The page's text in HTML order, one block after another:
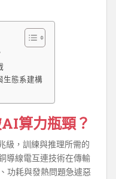
生態系建構
算力瓶頸？
級，訓練與推理所需的
導線電互連技術在傳輸
功耗與發熱問題急遽惡